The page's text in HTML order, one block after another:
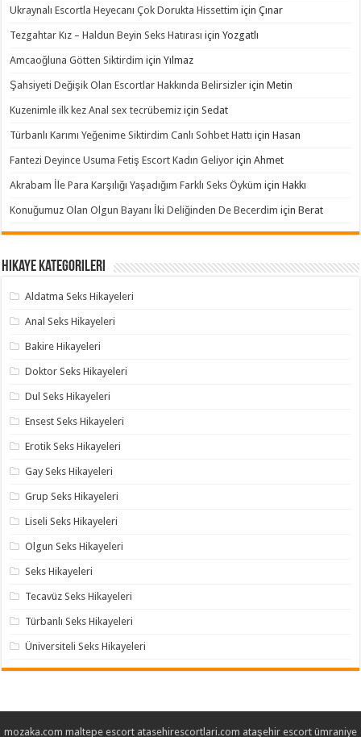
Ukraynalı Escortla Heyecanı Çok Dorukta Hissettim içinÇınar
Tezgahtar Kız – Haldun Beyin Seks Hatırası içinYozgatlı
Amcaoğluna Götten Siktirdim içinYılmaz
Şahsiyeti Değişik Olan Escortlar Hakkında Belirsizler içinMetin
Kuzenimle ilk kez Anal sex tecrübemiz içinSedat
Türbanlı Karımı Yeğenime Siktirdim Canlı Sohbet Hattı içinHasan
Fantezi Deyince Usuma Fetiş Escort Kadın Geliyor içinAhmet
Akrabam İle Para Karşılığı Yaşadığım Farklı Seks Öyküm içinHakkı
Konuğumuz Olan Olgun Bayanı İki Deliğinden De Becerdim içinBerat
Hikaye Kategorileri
Aldatma Seks Hikayeleri
Anal Seks Hikayeleri
Bakire Hikayeleri
Doktor Seks Hikayeleri
Dul Seks Hikayeleri
Ensest Seks Hikayeleri
Erotik Seks Hikayeleri
Gay Seks Hikayeleri
Grup Seks Hikayeleri
Liseli Seks Hikayeleri
Olgun Seks Hikayeleri
Seks Hikayeleri
Tecavüz Seks Hikayeleri
Türbanlı Seks Hikayeleri
Üniversiteli Seks Hikayeleri
mozaka.com maltepe escort atasehirescortlari.com ataşehir escort ümraniye